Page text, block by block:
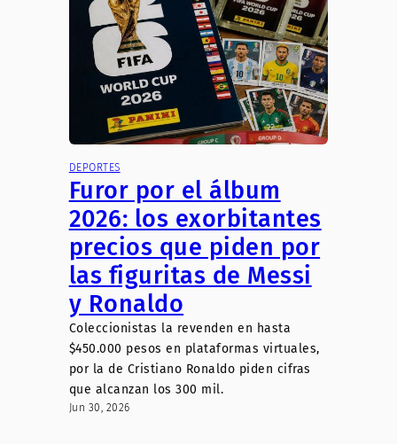
DEPORTES
Furor por el álbum
2026: los exorbitantes
precios que piden por
las figuritas de Messi
y Ronaldo
Coleccionistas la revenden en hasta
$450.000 pesos en plataformas virtuales,
por la de Cristiano Ronaldo piden cifras
que alcanzan los 300 mil.
Jun 30, 2026